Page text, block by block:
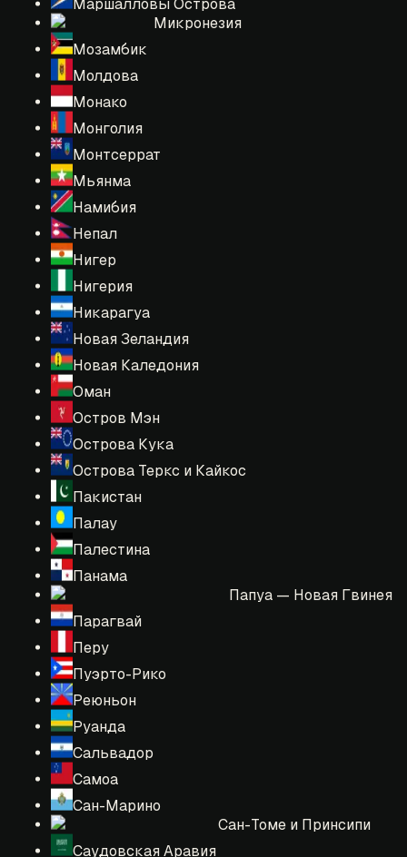
Маршалловы Острова
Микронезия
Мозамбик
Молдова
Монако
Монголия
Монтсеррат
Мьянма
Намибия
Непал
Нигер
Нигерия
Никарагуа
Новая Зеландия
Новая Каледония
Оман
Остров Мэн
Острова Кука
Острова Теркс и Кайкос
Пакистан
Палау
Палестина
Панама
Папуа — Новая Гвинея
Парагвай
Перу
Пуэрто-Рико
Реюньон
Руанда
Сальвадор
Самоа
Сан-Марино
Сан-Томе и Принсипи
Саудовская Аравия